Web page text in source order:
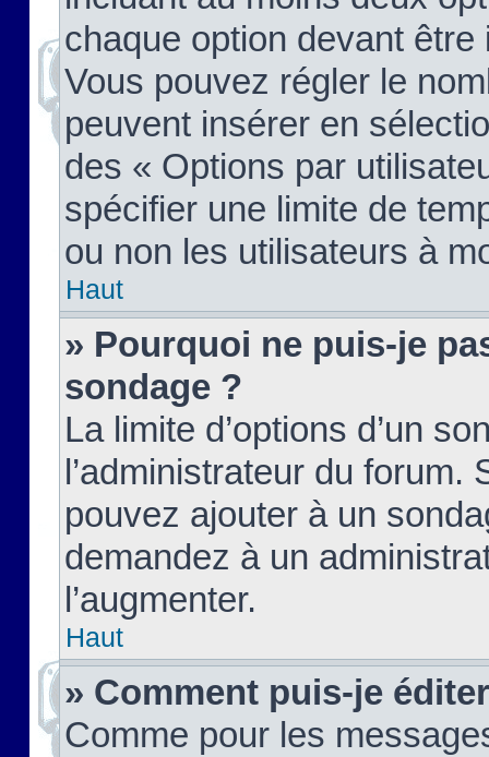
chaque option devant
Vous pouvez régler le
peuvent insérer en
des « Options par
spécifier une limite de
ou non les utilisateurs à
Haut
» Pourquoi ne puis-je
sondage ?
La limite d’options d’un
l’administrateur du forum.
pouvez ajouter à un
demandez à un
l’augmenter.
Haut
» Comment puis-je
Comme pour les